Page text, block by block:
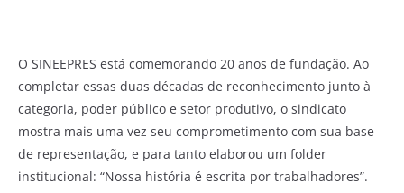
O SINEEPRES está comemorando 20 anos de fundação. Ao
completar essas duas décadas de reconhecimento junto à
categoria, poder público e setor produtivo, o sindicato
mostra mais uma vez seu comprometimento com sua base
de representação, e para tanto elaborou um folder
institucional: “Nossa história é escrita por trabalhadores”.